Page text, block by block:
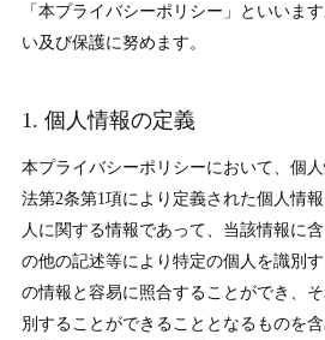
「本プライバシーポリシー」といいま
い及び保護に努めます。
1. 個人情報の定義
本プライバシーポリシーにおいて、個
法第2条第1項により定義された個人情
人に関する情報であって、当該情報に
の他の記述等により特定の個人を識別
の情報と容易に照合することができ、
別することができることとなるものを